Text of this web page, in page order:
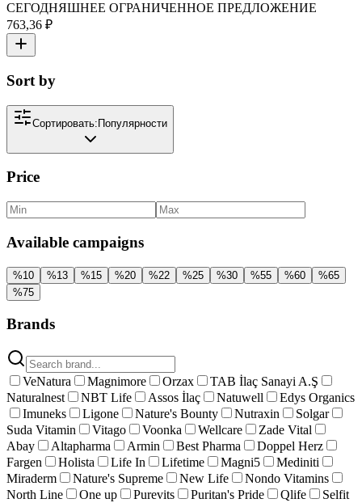
СЕГОДНЯШНЕЕ ОГРАНИЧЕННОЕ ПРЕДЛОЖЕНИЕ
763,36 ₽
Sort by
Сортировать:Популярности
Price
Available campaigns
%10 %13 %15 %20 %22 %25 %30 %55 %60 %65
%75
Brands
VeNatura Magnimore Orzax
TAB İlaç Sanayi A.Ş
Naturalnest
NBT Life Assos İlaç Natuwell
Edys Organics
Imuneks
Ligone Nature's Bounty Nutraxin
Solgar
Suda Vitamin
Vitago Voonka Wellcare
Zade Vital
Abay
Altapharma Armin Best Pharma
Doppel Herz
Fargen
Holista Life In Lifetime Magni5
Mediniti
Miraderm
Nature's Supreme New Life
Nondo Vitamins
North Line
One up Purevits Puritan's Pride Qlife
Selfit